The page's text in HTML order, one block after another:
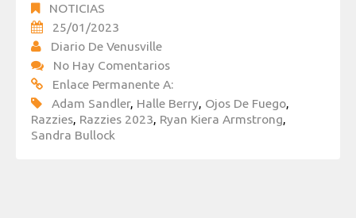
NOTICIAS
25/01/2023
Diario De Venusville
No Hay Comentarios
Enlace Permanente A:
Adam Sandler, Halle Berry, Ojos De Fuego,
Razzies, Razzies 2023, Ryan Kiera Armstrong,
Sandra Bullock